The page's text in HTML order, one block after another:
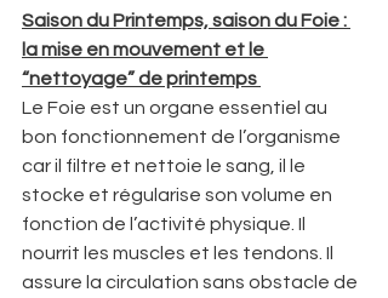
Saison du Printemps, saison du Foie :
la mise en mouvement et le
“nettoyage” de printemps
Le Foie est un organe essentiel au
bon fonctionnement de l’organisme
car il filtre et nettoie le sang, il le
stocke et régularise son volume en
fonction de l’activité physique. Il
nourrit les muscles et les tendons. Il
assure la circulation sans obstacle de